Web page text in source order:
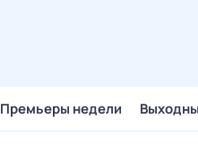
Премьеры недели